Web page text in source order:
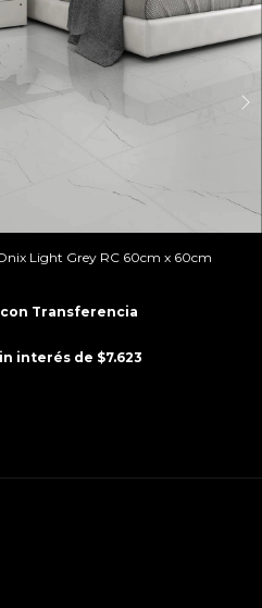
Light Grey RC 60cm x 60cm
con Transferencia
interés de $7.623